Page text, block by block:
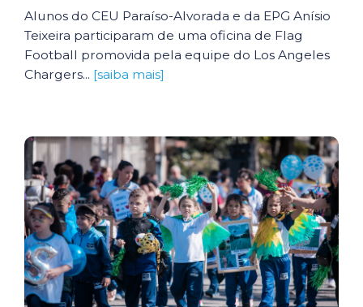
Alunos do CEU Paraíso-Alvorada e da EPG Anísio
Teixeira participaram de uma oficina de Flag
Football promovida pela equipe do Los Angeles
Chargers... [saiba mais]